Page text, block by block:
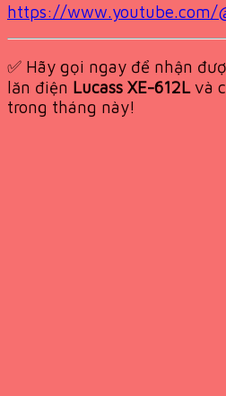
https://www.youtube.com/
✅ Hãy gọi ngay để nhận
lăn điện Lucass XE-612Lvà
trong tháng này!